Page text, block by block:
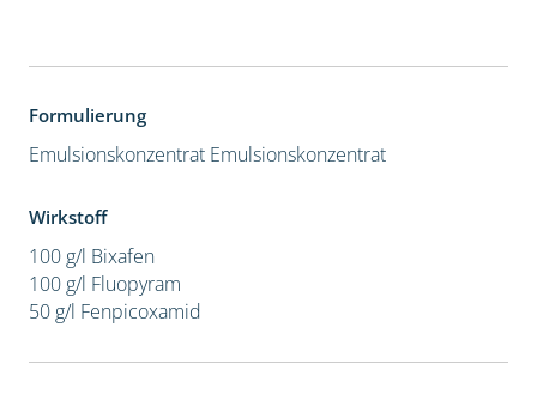
Formulierung
Emulsionskonzentrat Emulsionskonzentrat
Wirkstoff
100 g/l Bixafen
100 g/l Fluopyram
50 g/l Fenpicoxamid